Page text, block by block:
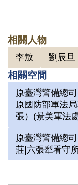
因涉「彭明
炸案」、「
屏東營業
司令部保安
行偵訊長達
法處看守
刑。服刑期
板為桌，開
六號牢房
個面構築
相關人物
李敖 劉辰旦
相關空間
原臺灣警備總
原國防部軍法
張）(景美軍法
原臺灣警備總
莊|六張犁看守